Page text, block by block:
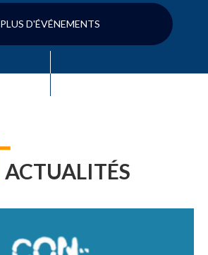
PLUS D'ÉVÉNEMENTS
ACTUALITÉS